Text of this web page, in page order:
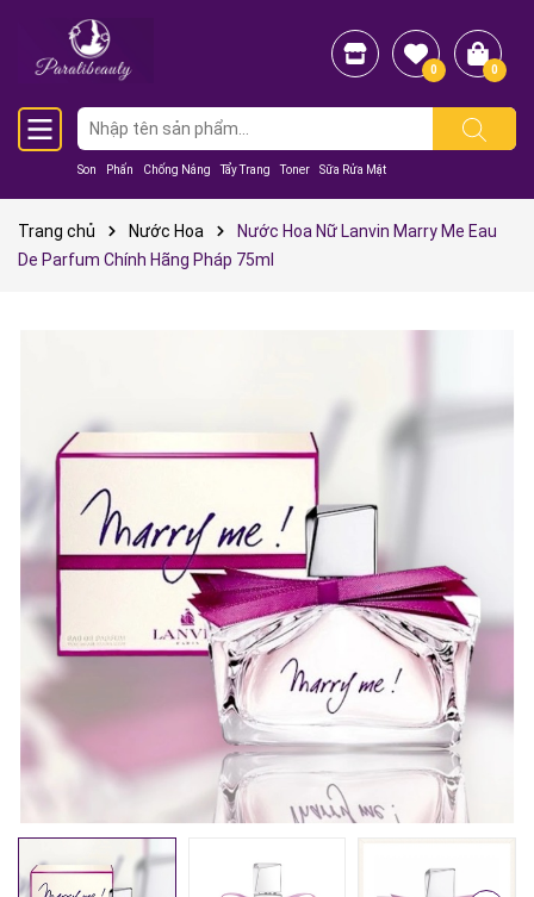
Son Phấn Chống Nắng Tẩy Trang Toner Sữa Rửa Mặt
0 0
Trang chủ Nước Hoa
Nước Hoa Nữ Lanvin Marry Me Eau
De Parfum Chính Hãng Pháp 75ml
Mã giảm giá:
Ngày hết hạn: